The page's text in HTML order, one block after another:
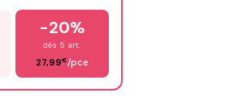
-20%
dès 5 art.
27,99€/pce